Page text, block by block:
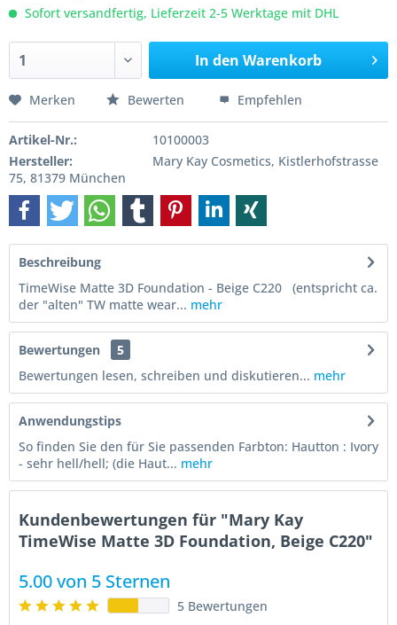
Sofort versandfertig, Lieferzeit 2-5 Werktage mit DHL
In den Warenkorb
Merken Bewerten Empfehlen
Artikel-Nr.:
10100003
Hersteller:
Mary Kay Cosmetics, Kistlerhofstrasse
75, 81379 München
Beschreibung
TimeWise Matte 3D Foundation - Beige C220 (entspricht ca.
der "alten" TW matte wear... mehr
Bewertungen
5
Bewertungen lesen, schreiben und diskutieren... mehr
Anwendungstips
So finden Sie den für Sie passenden Farbton: Hautton : Ivory
- sehr hell/hell; (die Haut... mehr
Kundenbewertungen für "Mary Kay
TimeWise Matte 3D Foundation, Beige C220"
5.00 von 5 Sternen
5 Bewertungen